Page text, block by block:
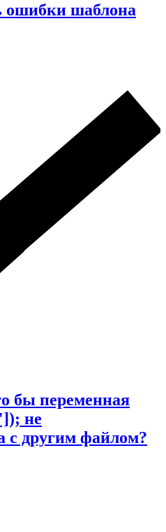
ошибки шаблона
бы переменная
не
с другим файлом?